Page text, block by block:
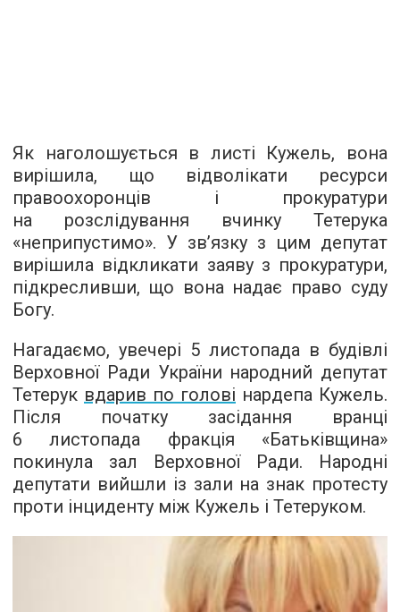
Як наголошується в листі Кужель, вона
вирішила, що відволікати ресурси
правоохоронців і прокуратури
на розслідування вчинку Тетерука
«неприпустимо». У зв’язку з цим депутат
вирішила відкликати заяву з прокуратури,
підкресливши, що вона надає право суду
Богу.
Нагадаємо, увечері 5 листопада в будівлі
Верховної Ради України народний депутат
Тетерук вдарив по голові нардепа Кужель.
Після початку засідання вранці
6 листопада фракція «Батьківщина»
покинула зал Верховної Ради. Народні
депутати вийшли із зали на знак протесту
проти інциденту між Кужель і Тетеруком.